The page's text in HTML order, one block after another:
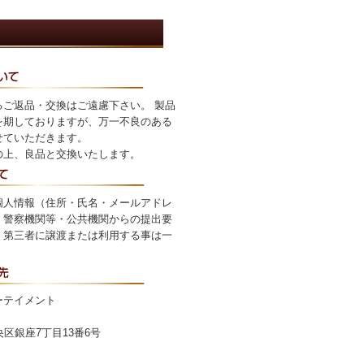
返品・交換はご遠慮下さい。 製品
しておりますが、万一不良のある
いただきます。
、良品と交換いたします。
情報（住所・氏名・メールアドレ
察機関等・公共機関からの提出要
三者に譲渡または利用する事は一
イメント
銀座7丁目13番6号